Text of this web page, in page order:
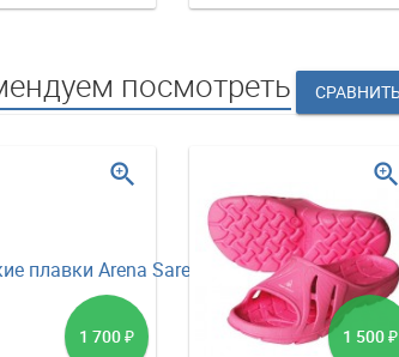
посмотреть
1 700 ₽
zoom_in
1 500 ₽
zoom_in